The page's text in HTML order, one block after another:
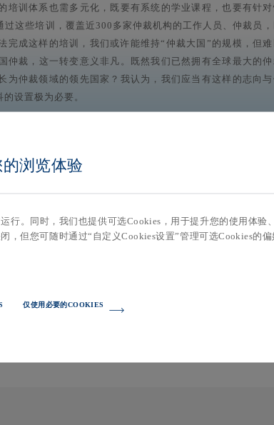
培训体系也需多元化，既要有系统的学业课程，也要有针对
这些培训，覆盖近300多家仲裁机构的工作人员、仲裁员，
完成这样的培训，我们或许能维持“仲裁大国”的规模，但难
仲裁，这一转变意义非凡。既然我们已然拥有全球最大的仲
为仲裁领域的领先国家？我认为，我们应当有这样的志向与
设置极为必要。
培训的重点应放在何处
仲裁实践，又积极借鉴国际仲裁经验，拓宽行业视野。再
以开放式教学模式，通过多元路径全面提升我国仲裁行业的
是筑牢仲裁理念基础，让所有仲裁从业人员在仲裁理念上达
浏览体验
行。同时，我们也提供可选Cookies，用于提升您的使用体验
，但您可随时通过“自定义Cookies设置”管理可选Cookies的
仅使用必要的COOKIES